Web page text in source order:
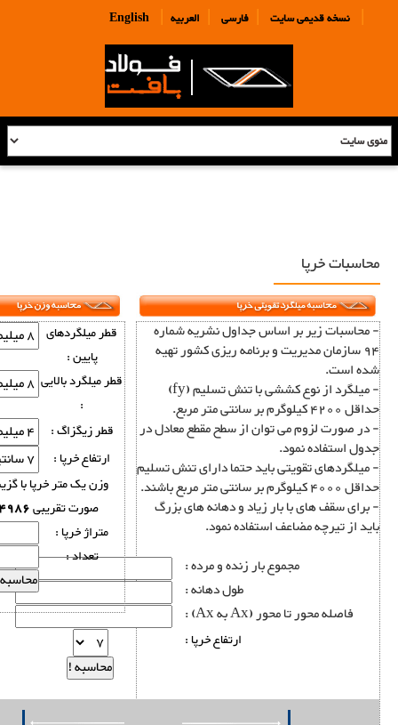
English | نسخه قدیمی سایت| فارسی| العربیه |
محاسبات خرپا
- محاسبات زیر بر اساس جداول نشریه شماره
94 سازمان مدیریت و برنامه ریزی کشور تهیه
شده است.
- میلگرد از نوع کششی با تنش تسلیم (fy)
حداقل 4200 کیلوگرم بر سانتی متر مربع.
- در صورت لزوم می توان از سطح مقطع معادل در
جدول استفاده نمود.
- میلگردهای تقویتی باید حتما دارای تنش تسلیم
حداقل 4000 کیلوگرم بر سانتی متر مربع باشند.
- برای سقف های با بار زیاد و دهانه های بزرگ
باید از تیرچه مضاعف استفاده نمود.
مجموع بار زنده و مرده :
طول دهانه :
فاصله محور تا محور (Ax به Ax) :
ارتفاع خرپا :
قطر میلگردهای
پایین :
قطر ميلگرد بالایی
:
قطر زیگزاگ :
ارتفاع خرپا :
وزن يک متر خرپا با
صورت تقریبی
متراژ خرپا :
تعداد :